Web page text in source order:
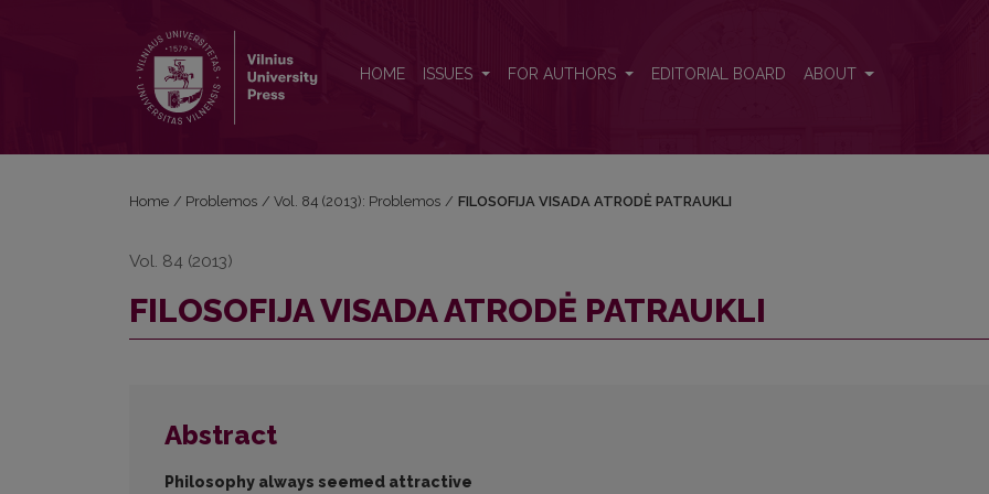
HOME ISSUES FOR AUTHORS EDITORIAL BOARD ABOUT
Home / Problemos / Vol. 84 (2013): Problemos / FILOSOFIJA VISADA ATRODĖ PATRAUKLI
Vol. 84 (2013)
FILOSOFIJA VISADA ATRODĖ PATRAUKLI
Abstract
Philosophy always seemed attractive